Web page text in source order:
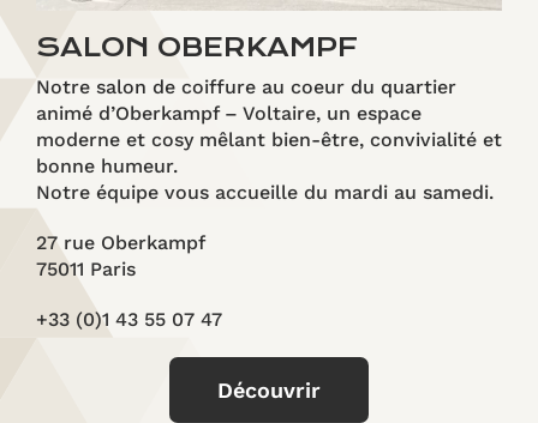
SALON OBERKAMPF
Notre salon de coiffure au coeur du quartier
animé d’Oberkampf – Voltaire, un espace
moderne et cosy mêlant bien-être, convivialité et
bonne humeur.
Notre équipe vous accueille du mardi au samedi.
27 rue Oberkampf
75011 Paris
+33 (0)1 43 55 07 47
Découvrir